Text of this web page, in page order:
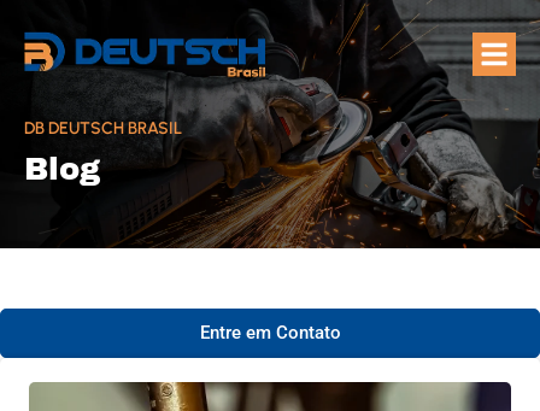
DB DEUTSCH BRASIL
Blog
Entre em Contato